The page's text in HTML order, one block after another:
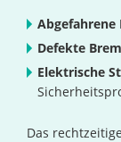
Abgefahrene
Defekte
Elektrische
Das